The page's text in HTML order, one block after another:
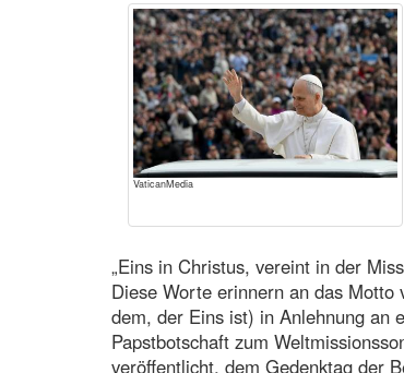
VaticanMedia
„Eins in Christus, vereint in der
Diese Worte erinnern an das Motto
dem, der Eins ist) in Anlehnung an
Papstbotschaft zum
veröffentlicht, dem Gedenktag der